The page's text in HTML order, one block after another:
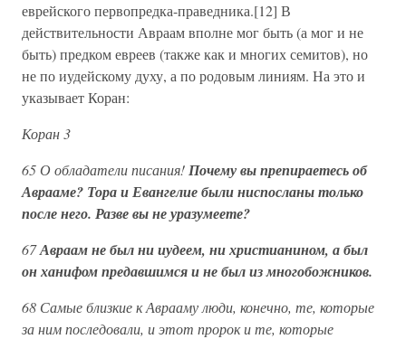
еврейского первопредка-праведника.[12] В
действительности Авраам вполне мог быть (а мог и не
быть) предком евреев (также как и многих семитов), но
не по иудейскому духу, а по родовым линиям. На это и
указывает Коран:
Коран 3
65 О обладатели писания!Почему вы препираетесь об
Аврааме? Тора и Евангелие были ниспосланы только
после него. Разве вы не уразумеете?
67Авраам не был ни иудеем, ни христианином, а был
он ханифом предавшимся и не был из многобожников.
68 Самые близкие к Аврааму люди, конечно, те, которые
за ним последовали, и этот пророк и те, которые